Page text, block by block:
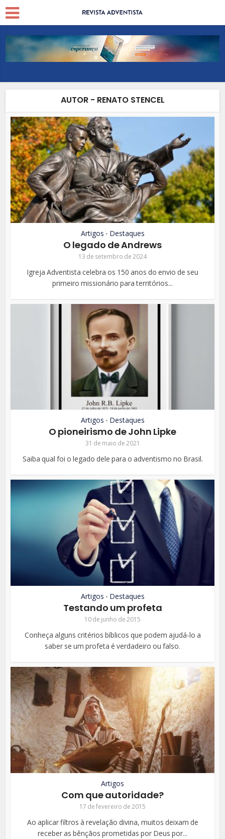
AUTOR - RENATO STENCEL
Artigos • Destaques
O legado de Andrews
13 de setembro de 2024
Igreja Adventista celebra os 150 anos do envio de seu
primeiro missionário para territórios...
Artigos • Destaques
O pioneirismo de John Lipke
31 de maio de 2021
Saiba qual foi o legado dele para o adventismo no Brasil.
Artigos • Destaques
Testando um profeta
10 de junho de 2015
Conheça alguns critérios bíblicos que podem ajudá-lo a
saber se um profeta é verdadeiro ou falso.
Artigos
Com que autoridade?
17 de fevereiro de 2015
Ao aplicar filtros à revelação divina, muitos deixam de
receber as bênçãos prometidas por Deus por...